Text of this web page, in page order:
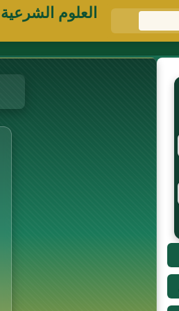
العلوم الشرعية